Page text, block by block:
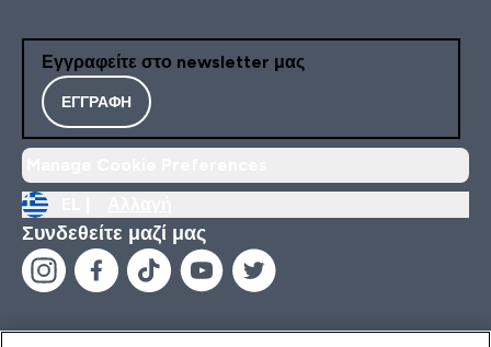
Εγγραφείτε στο newsletter μας
ΕΓΓΡΑΦΉ
Συνδεθείτε μαζί μας